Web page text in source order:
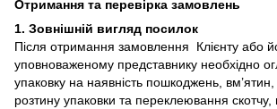
Отримання та перевірка замовлень
1. Зовнішній вигляд посилок
Після отримання замовлення Клієнту або
уповноваженому представнику необхідно
упаковку на наявність пошкоджень, вм’ятин,
розтину упаковки та переклеювання